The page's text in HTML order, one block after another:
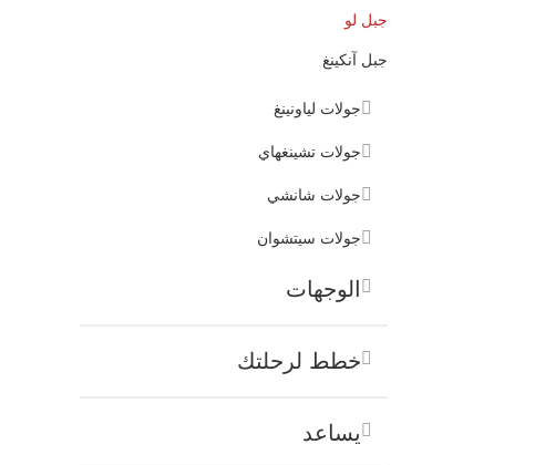
جبل لو
جبل آنكينغ
جولات لياونينغ
جولات تشينغهاي
جولات شانشي
جولات سيتشوان
الوجهات
خطط لرحلتك
يساعد